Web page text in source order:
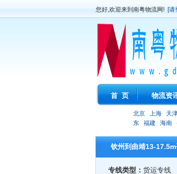
您好,欢迎来到南粤物流网! [请
首 页 物流资
北京 上海 天
东
福建 海南
钦州到曲靖13-
专线类型： 货运专线